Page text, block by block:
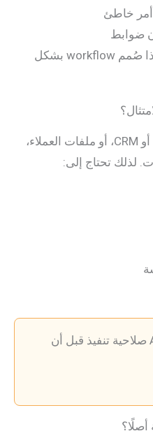
أمر خاطئ
ضوابط
تكرار أخطاء على نطاق واسع إذا صُمم workflow بشكل
إذا كان الـ Agent يتصل بالبريد، أو CRM، أو ملفات العملاء،
لذلك تحتاج إلى:
أن تعطي Agent صلاحية تنفيذ قبل أن